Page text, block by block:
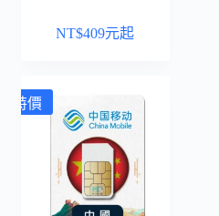
NT$409元起
特價